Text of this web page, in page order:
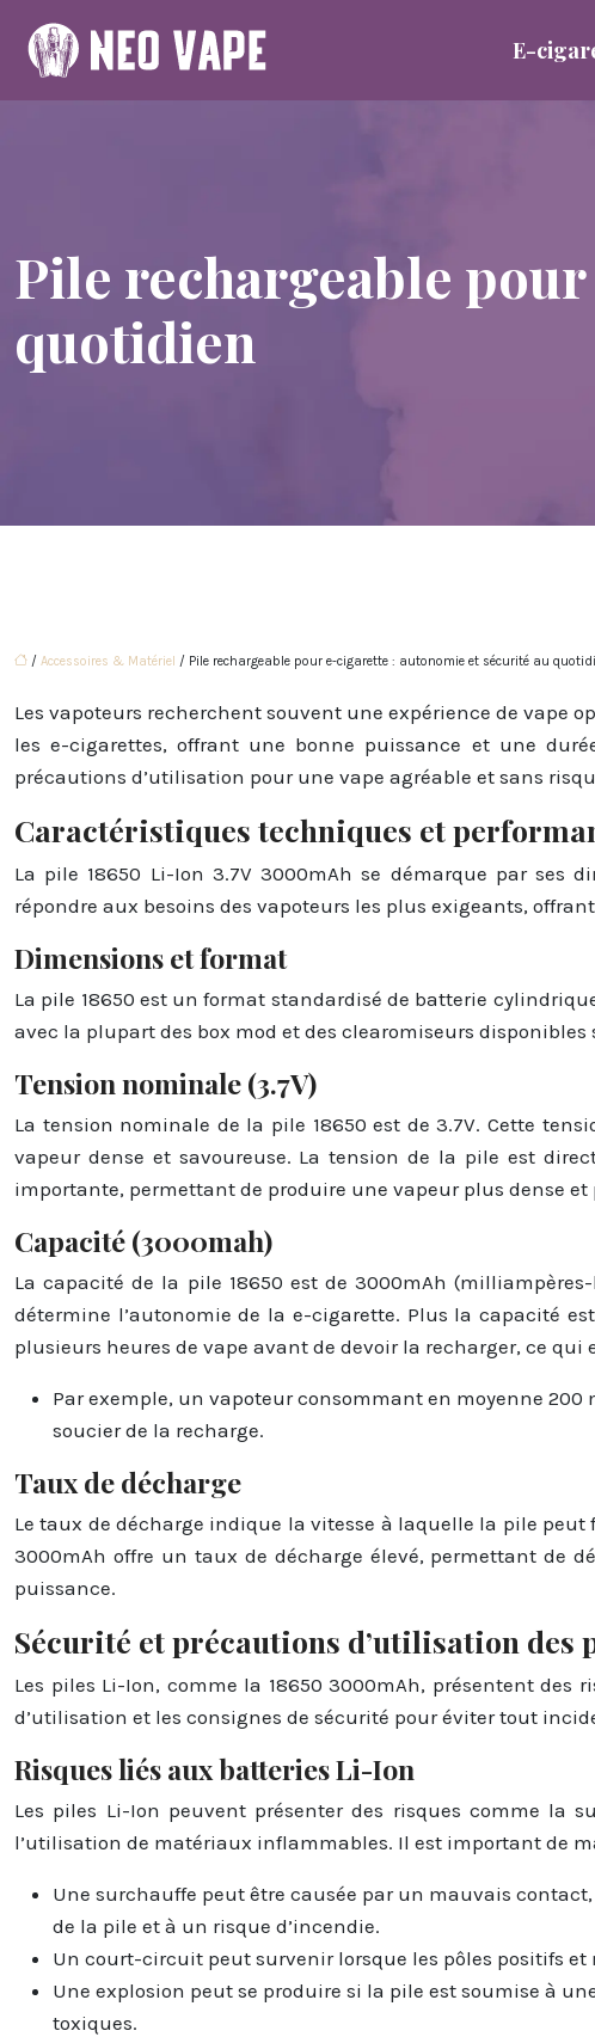
E-
Pile rechargeable
quotidien
/ Accessoires & Matériel / Pile rechargeable pour e-cigarette : autonomie et sécurité au
Les vapoteurs recherchent souvent une expérience de vape
les e-cigarettes, offrant une bonne puissance et une
précautions d’utilisation pour une vape agréable et sans
Caractéristiques techniques et
La pile 18650 Li-Ion 3.7V 3000mAh se démarque par ses
répondre aux besoins des vapoteurs les plus exigeants,
Dimensions et format
La pile 18650 est un format standardisé de batterie
avec la plupart des box mod et des clearomiseurs
Tension nominale (3.7V)
La tension nominale de la pile 18650 est de 3.7V. Cette
vapeur dense et savoureuse. La tension de la pile est
importante, permettant de produire une vapeur plus dense et
Capacité (3000mah)
La capacité de la pile 18650 est de 3000mAh
détermine l’autonomie de la e-cigarette. Plus la capacité
plusieurs heures de vape avant de devoir la recharger, ce
Par exemple, un vapoteur consommant en moyenne 200
soucier de la recharge.
Taux de décharge
Le taux de décharge indique la vitesse à laquelle la pile
3000mAh offre un taux de décharge élevé, permettant de
puissance.
Sécurité et précautions d’utilisation des
Les piles Li-Ion, comme la 18650 3000mAh, présentent
d’utilisation et les consignes de sécurité pour éviter tout
Risques liés aux batteries Li-Ion
Les piles Li-Ion peuvent présenter des risques comme la
l’utilisation de matériaux inflammables. Il est important de
Une surchauffe peut être causée par un mauvais
de la pile et à un risque d’incendie.
Un court-circuit peut survenir lorsque les pôles positifs
Une explosion peut se produire si la pile est soumise à
toxiques.